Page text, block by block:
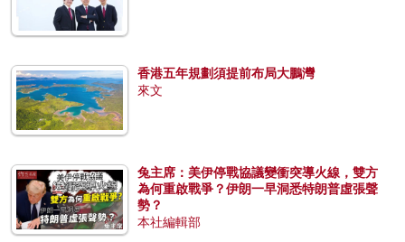
香港五年規劃須提前布局大鵬灣
來文
兔主席：美伊停戰協議變衝突導火線，雙方
為何重啟戰爭？伊朗一早洞悉特朗普虛張聲
勢？
本社編輯部